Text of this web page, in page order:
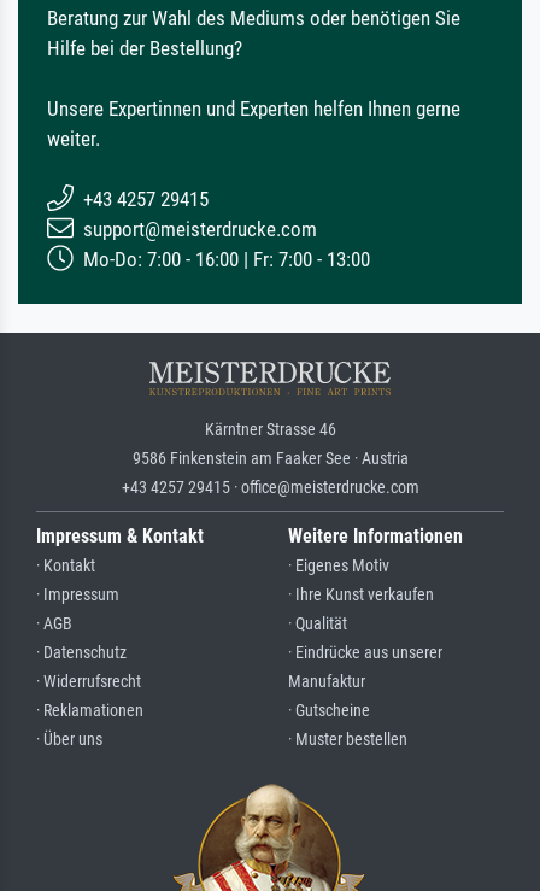
Beratung zur Wahl des Mediums oder benötigen Sie
Hilfe bei der Bestellung?
Unsere Expertinnen und Experten helfen Ihnen gerne
weiter.
+43 4257 29415
support@meisterdrucke.com
Mo-Do: 7:00 - 16:00 | Fr: 7:00 - 13:00
Kärntner Strasse 46
9586 Finkenstein am Faaker See · Austria
+43 4257 29415 · office@meisterdrucke.com
Impressum & Kontakt
· Kontakt
· Impressum
· AGB
· Datenschutz
· Widerrufsrecht
· Reklamationen
· Über uns
Weitere Informationen
· Eigenes Motiv
· Ihre Kunst verkaufen
· Qualität
· Eindrücke aus unserer
Manufaktur
· Gutscheine
· Muster bestellen